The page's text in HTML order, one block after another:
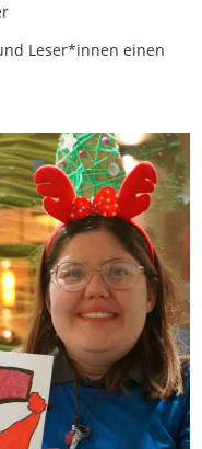
Leser*innen einen